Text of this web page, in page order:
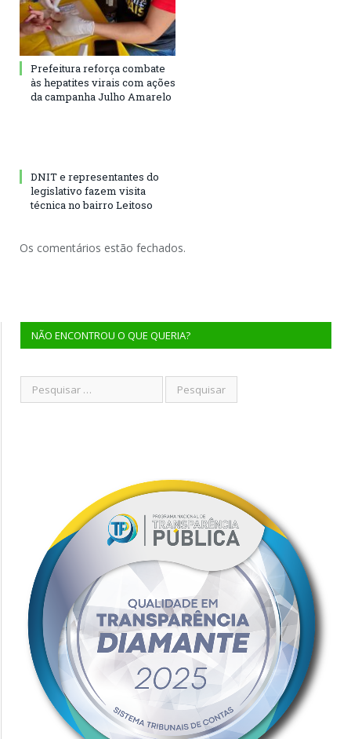
Prefeitura reforça combate
às hepatites virais com ações
da campanha Julho Amarelo
DNIT e representantes do
legislativo fazem visita
técnica no bairro Leitoso
Os comentários estão fechados.
NÃO ENCONTROU O QUE QUERIA?